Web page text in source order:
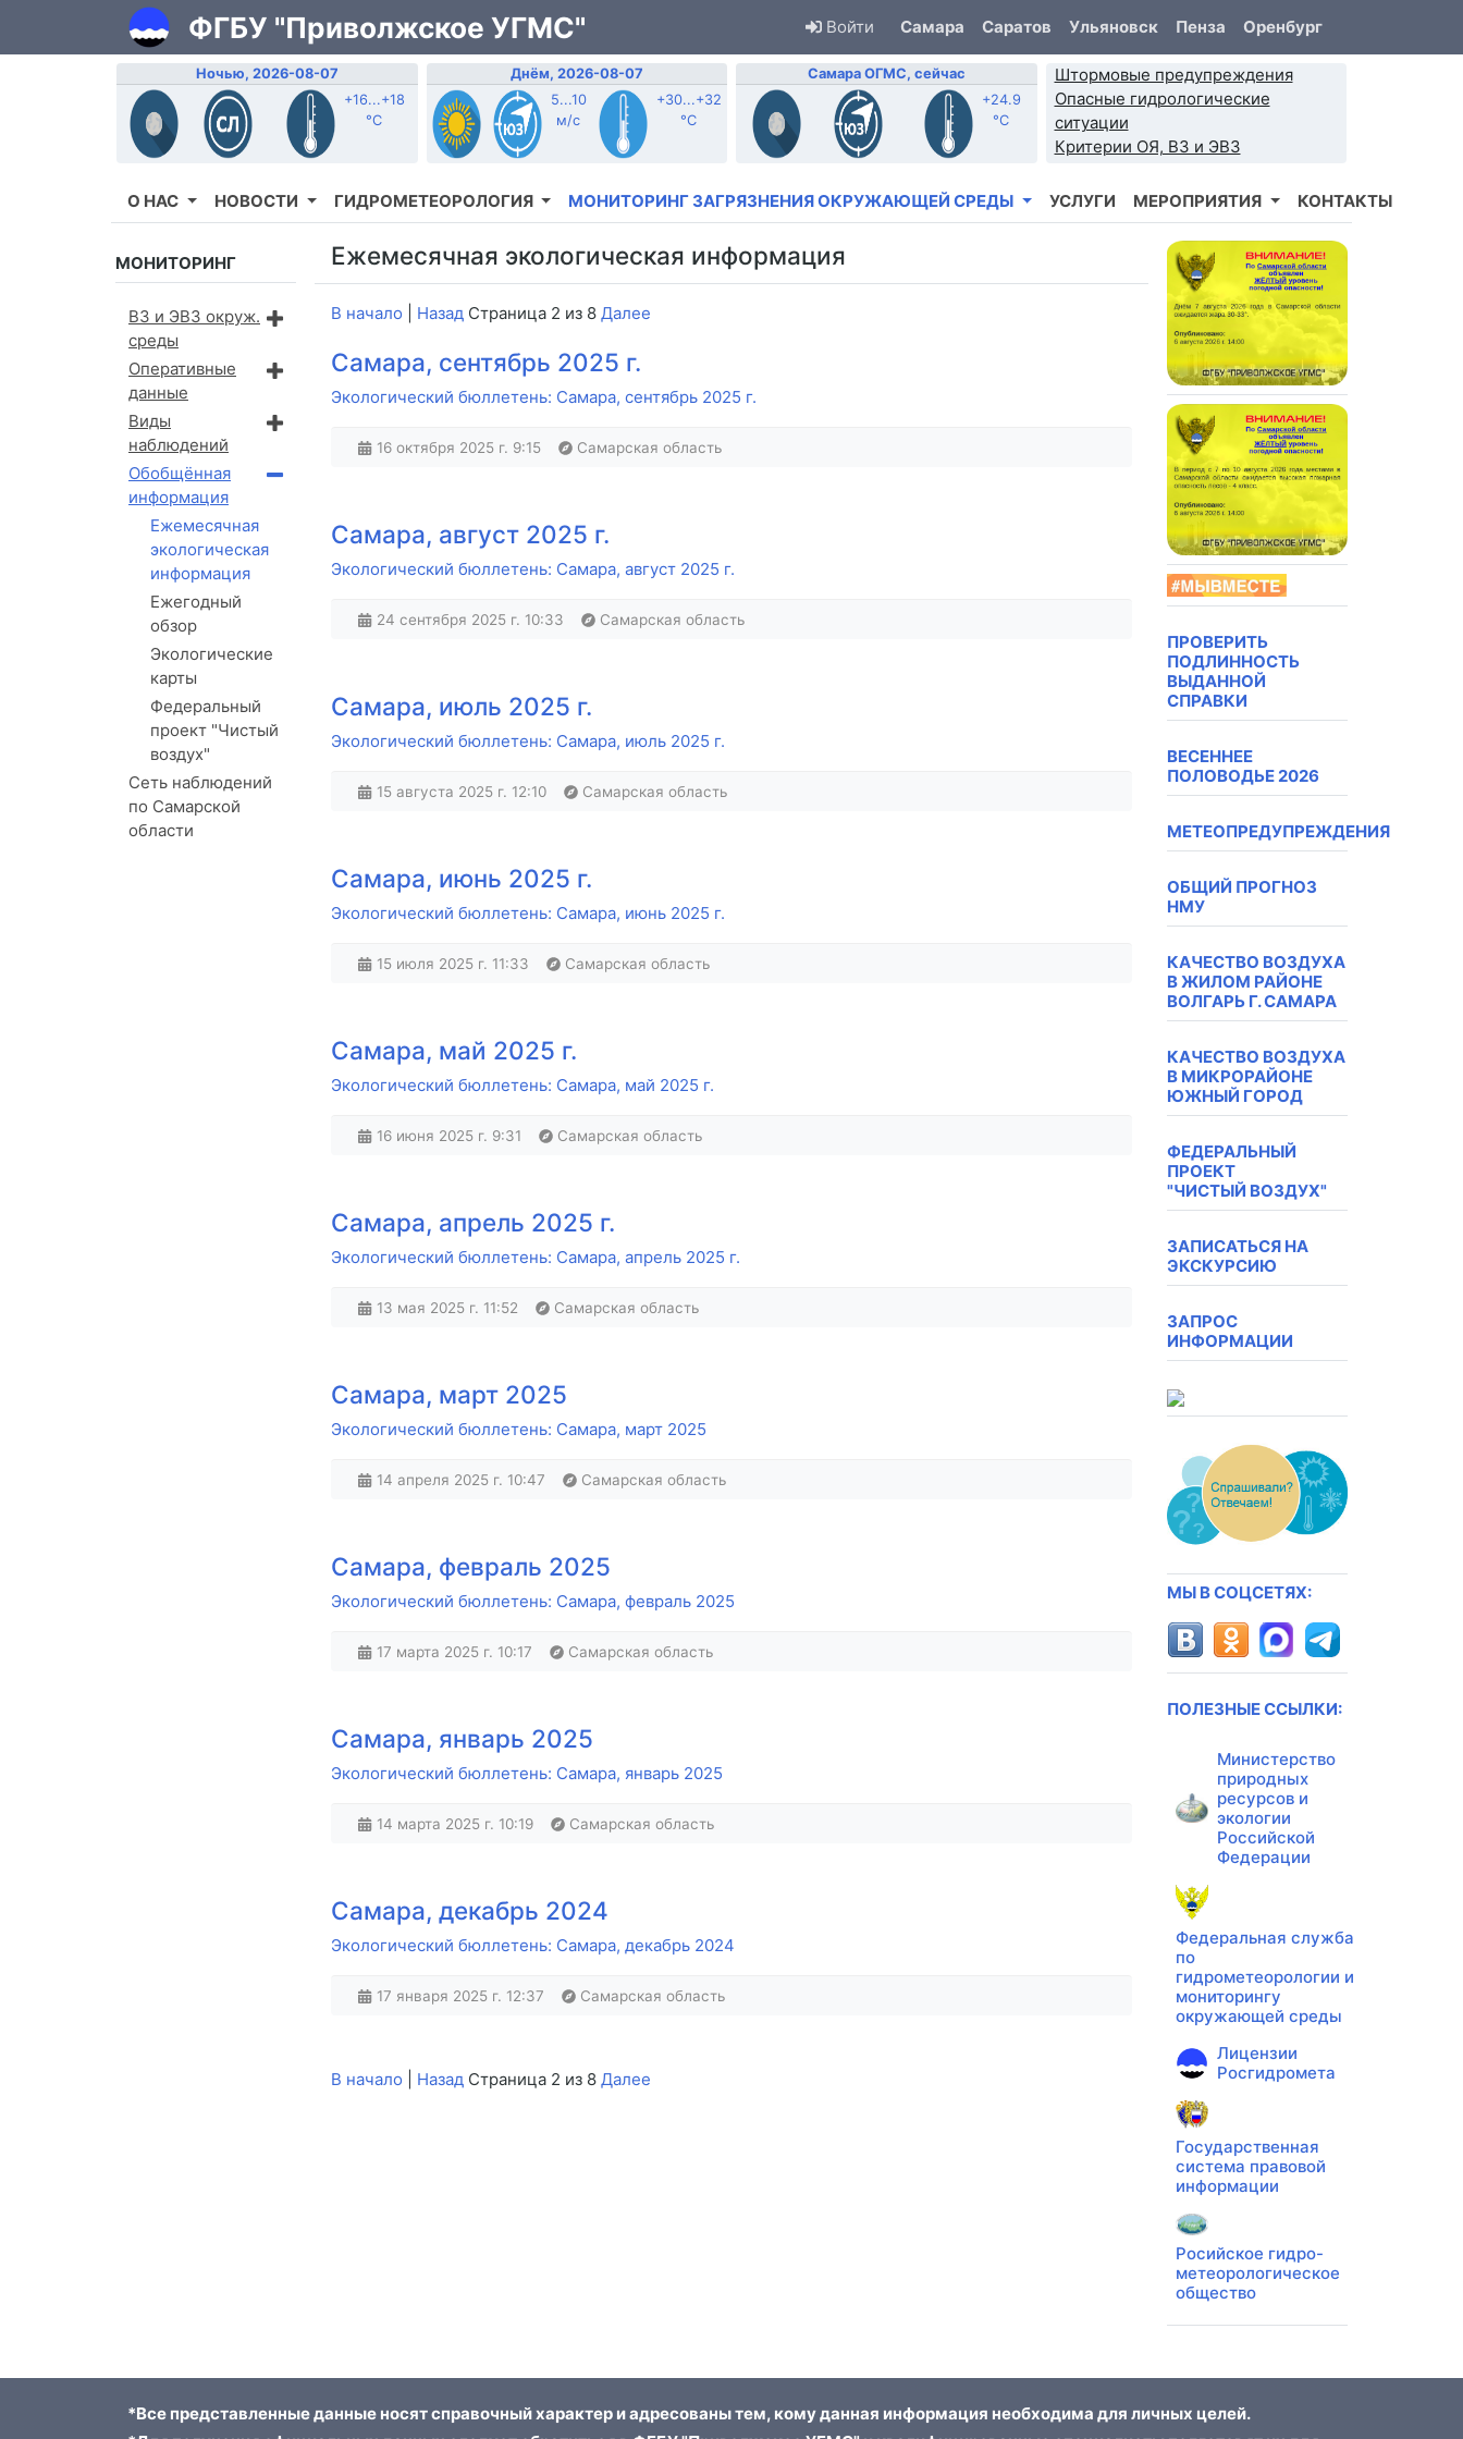
ФГБУ "Приволжское УГМС" Войти Самара Саратов Ульяновск Пенза Оренбург
Ночью, 2026-08-07
+16...+18
°C
Днём, 2026-08-07
5...10
м/с
+30...+32
°C
Самара ОГМС, сейчас
+24.9
°C
Штормовые предупреждения
Опасные гидрологические
ситуации
Критерии ОЯ, ВЗ и ЭВЗ
О НАС НОВОСТИ ГИДРОМЕТЕОРОЛОГИЯ МОНИТОРИНГ ЗАГРЯЗНЕНИЯ ОКРУЖАЮЩЕЙ СРЕДЫ УСЛУГИ МЕРОПРИЯТИЯ КОНТАКТЫ
МОНИТОРИНГ
ВЗ и ЭВЗ окруж.
среды
Оперативные
данные
Виды
наблюдений
Обобщённая
информация
Ежемесячная
экологическая
информация
Ежегодный
обзор
Экологические
карты
Федеральный
проект "Чистый
воздух"
Сеть наблюдений
по Самарской
области
Ежемесячная экологическая информация
В начало Назад Страница 2 из 8 Далее
Самара, сентябрь 2025 г.
Экологический бюллетень: Самара, сентябрь 2025 г.
16 октября 2025 г. 9:15 Самарская область
Самара, август 2025 г.
Экологический бюллетень: Самара, август 2025 г.
24 сентября 2025 г. 10:33 Самарская область
Самара, июль 2025 г.
Экологический бюллетень: Самара, июль 2025 г.
15 августа 2025 г. 12:10 Самарская область
Самара, июнь 2025 г.
Экологический бюллетень: Самара, июнь 2025 г.
15 июля 2025 г. 11:33 Самарская область
Самара, май 2025 г.
Экологический бюллетень: Самара, май 2025 г.
16 июня 2025 г. 9:31 Самарская область
Самара, апрель 2025 г.
Экологический бюллетень: Самара, апрель 2025 г.
13 мая 2025 г. 11:52 Самарская область
Самара, март 2025
Экологический бюллетень: Самара, март 2025
14 апреля 2025 г. 10:47 Самарская область
Самара, февраль 2025
Экологический бюллетень: Самара, февраль 2025
17 марта 2025 г. 10:17 Самарская область
Самара, январь 2025
Экологический бюллетень: Самара, январь 2025
14 марта 2025 г. 10:19 Самарская область
Самара, декабрь 2024
Экологический бюллетень: Самара, декабрь 2024
17 января 2025 г. 12:37 Самарская область
В начало Назад Страница 2 из 8 Далее
ПРОВЕРИТЬ
ПОДЛИННОСТЬ
ВЫДАННОЙ
СПРАВКИ
ВЕСЕННЕЕ
ПОЛОВОДЬЕ 2026
МЕТЕОПРЕДУПРЕЖДЕНИЯ
ОБЩИЙ ПРОГНОЗ
НМУ
КАЧЕСТВО ВОЗДУХА
В ЖИЛОМ РАЙОНЕ
ВОЛГАРЬ Г. САМАРА
КАЧЕСТВО ВОЗДУХА
В МИКРОРАЙОНЕ
ЮЖНЫЙ ГОРОД
ФЕДЕРАЛЬНЫЙ
ПРОЕКТ
"ЧИСТЫЙ ВОЗДУХ"
ЗАПИСАТЬСЯ НА
ЭКСКУРСИЮ
ЗАПРОС
ИНФОРМАЦИИ
МЫ В СОЦСЕТЯХ:
ПОЛЕЗНЫЕ ССЫЛКИ:
Министерство
природных
ресурсов и
экологии
Российской
Федерации
Федеральная служба
по
гидрометеорологии и
мониторингу
окружающей среды
Лицензии
Росгидромета
Государственная
система правовой
информации
Росийское гидро-
метеорологическое
общество
*Все представленные данные носят справочный характер и адресованы тем, кому данная информация необходима для личных целей.